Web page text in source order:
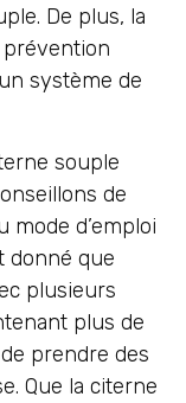
De plus, la
prévention
système de
souple
de
mode d’emploi
donné que
plusieurs
plus de
prendre des
Que la citerne